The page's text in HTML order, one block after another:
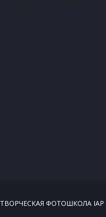
ТВОРЧЕСКАЯ ФОТОШКОЛА IAP